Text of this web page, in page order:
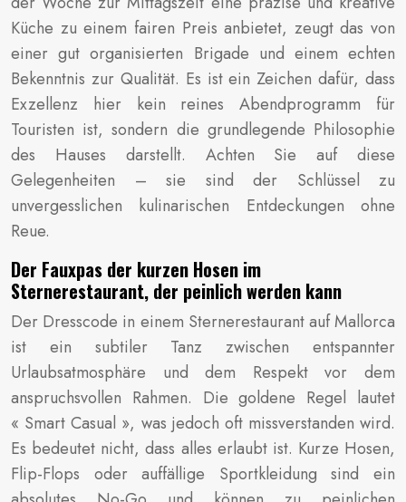
Küche zu einem fairen Preis anbietet, zeugt das von
einer gut organisierten Brigade und einem echten
Bekenntnis zur Qualität. Es ist ein Zeichen dafür, dass
Exzellenz hier kein reines Abendprogramm für
Touristen ist, sondern die grundlegende Philosophie
des Hauses darstellt. Achten Sie auf diese
Gelegenheiten – sie sind der Schlüssel zu
unvergesslichen kulinarischen Entdeckungen ohne
Reue.
Der Fauxpas der kurzen Hosen im
Sternerestaurant, der peinlich werden kann
Der Dresscode in einem Sternerestaurant auf Mallorca
ist ein subtiler Tanz zwischen entspannter
Urlaubsatmosphäre und dem Respekt vor dem
anspruchsvollen Rahmen. Die goldene Regel lautet
« Smart Casual », was jedoch oft missverstanden wird.
Es bedeutet nicht, dass alles erlaubt ist. Kurze Hosen,
Flip-Flops oder auffällige Sportkleidung sind ein